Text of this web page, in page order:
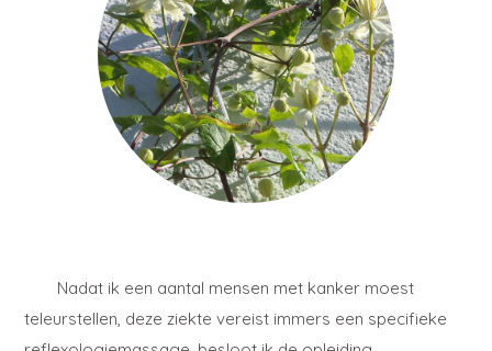
Nadat ik een aantal mensen met kanker moest
teleurstellen, deze ziekte vereist immers een specifieke